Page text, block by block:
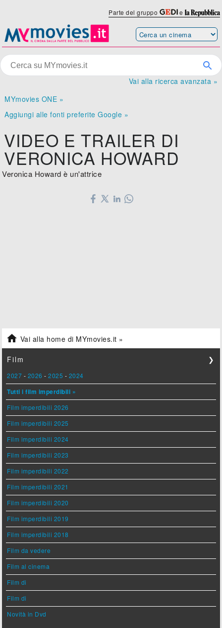
Parte del gruppo e
Vai alla ricerca avanzata »
MYmovies ONE »
Aggiungi alle fonti preferite Google »
VIDEO E TRAILER DI
VERONICA HOWARD
Veronica Howard è un'attrice
 Vai alla home di MYmovies.it »
Film ❯
2027 - 2026 -2025 - 2024
Tutti i film imperdibili »
Film imperdibili 2026
Film imperdibili 2025
Film imperdibili 2024
Film imperdibili 2023
Film imperdibili 2022
Film imperdibili 2021
Film imperdibili 2020
Film imperdibili 2019
Film imperdibili 2018
Film da vedere
Film al cinema
Film di
Film di
Novità in Dvd